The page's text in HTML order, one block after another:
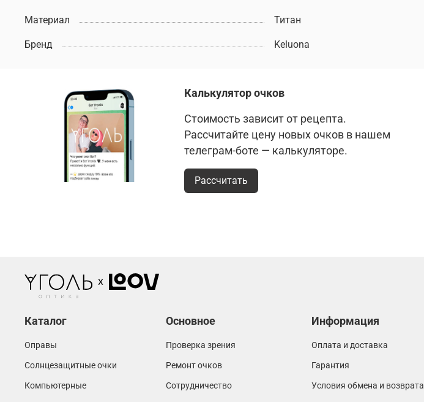
Материал Титан
Бренд Keluona
Калькулятор очков
Стоимость зависит от рецепта.
Рассчитайте цену новых очков в нашем
телеграм-боте — калькуляторе.
Рассчитать
Каталог
Оправы
Солнцезащитные очки
Компьютерные
Основное
Проверка зрения
Ремонт очков
Сотрудничество
Информация
Оплата и доставка
Гарантия
Условия обмена и возврата